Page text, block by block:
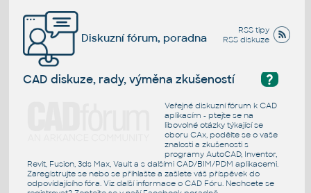
RSS tipy
RSS diskuze
Diskuzní fórum, poradna
?
CAD diskuze, rady, výměna zkušeností
Veřejné diskuzní fórum k CAD
aplikacím - ptejte se na
libovolné otázky týkající se
oboru CAx, podělte se o vaše
znalosti a zkušenosti s
programy AutoCAD, Inventor,
Revit, Fusion, 3ds Max, Vault a s dalšími CAD/BIM/PDM aplikacemi.
Zaregistrujte se nebo se přihlašte a zašlete váš příspěvek do
odpovídajícího fóra. Viz další informace o CAD Fóru. Nechcete se